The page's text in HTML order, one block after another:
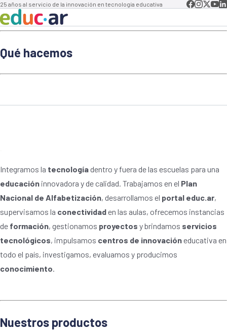
25 años al servicio de la innovación en tecnología educativa
Educar para el futuro
Qué hacemos
Integramos la tecnologíadentro y fuera de las escuelas para una
educación innovadora y de calidad. Trabajamos en el Plan
Nacional de Alfabetización, desarrollamos el portal educ.ar,
supervisamos la conectividaden las aulas, ofrecemos instancias
de formación, gestionamos proyectos y brindamos servicios
tecnológicos, impulsamos centros de innovacióneducativa en
todo el país, investigamos, evaluamos y producimos
conocimiento.
Nuestros productos